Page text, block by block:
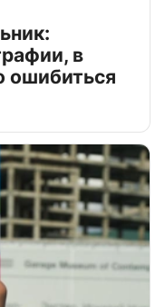
в
ошибиться